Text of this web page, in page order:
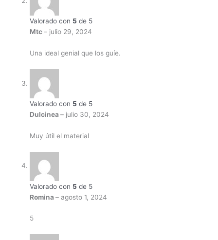
Valorado con 5 de 5
Mtc– julio 29, 2024
Una ideal genial que los guíe.
Valorado con 5 de 5
Dulcinea– julio 30, 2024
Muy útil el material
Valorado con 5 de 5
Romina– agosto 1, 2024
5